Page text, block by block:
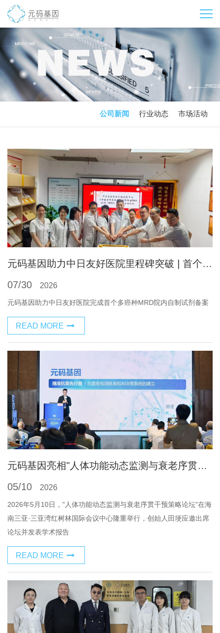
公司新闻 行业动态 市场活动
元码基因助力中日友好医院里程碑突破 | 首个多癌种MRD院内自制试剂成功备案落地
07/30
2026
元码基因助力中日友好医院完成首个多癌种MRD院内自制试剂备案
READ MORE
元码基因亮相"人体功能动态监测与衰老序贯干预策略论坛" 创始人田埂分享抗衰老检测体系与AI决策系统前沿成果
05/10
2026
2026年5月10日，"人体功能动态监测与衰老序贯干预策略论坛"在海
南三亚·三亚湾红树林国际会议中心隆重举行，创始人田埂应邀出席
论坛并发表学术报告
READ MORE